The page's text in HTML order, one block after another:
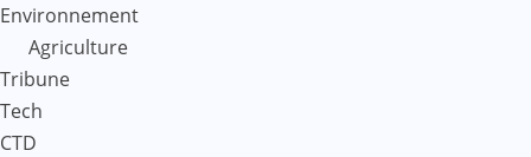
Environnement
Agriculture
Tribune
Tech
CTD